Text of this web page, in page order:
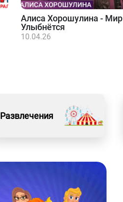
Алиса Хорошулина - Мир
Улыбнётся
10.04.26
Развлечения